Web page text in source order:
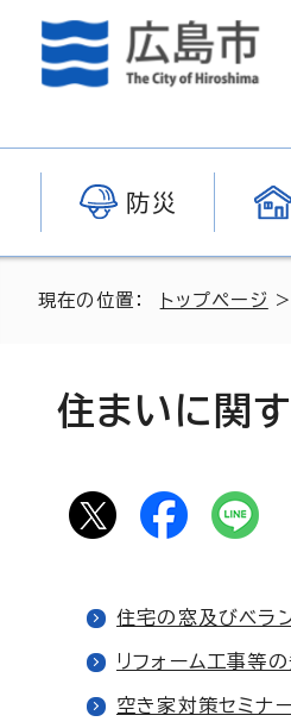
防災
現在の位置： トップページ >
住まいに関
住宅の窓及びベラ
リフォーム工事等
空き家対策セミナ